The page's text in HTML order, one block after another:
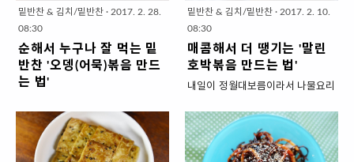
다진 마늘 ..
오게 담은 밥..
싶을때는 밑국물을 내지않으면 국
물맛이 좀 떨어지긴해요. 그런데 백
종원님이 맛간장을 소개해서 저도
간단하게 요리할때 사용하려고 만
들어 봤는데요. 모든 국물요리의 맛
을 마법처럼! 살려주는 것은 아니고
호들갑이지만 그정도까지는 아닌듯
~) 제대로 멸치나 다시마 우려서 사
용하시는게 감칠맛이 좋고요. 그런
수 있었던 것은 매콤 달콤~고소하
게 양념한 '고추장아찌무침'때문인
데요. 요리법이 정말 간단해서 소개
를 안했는데~ 다시생각해보니 이렇
게 맛있는데 만들기도 초간단하면
당연히 소개해야하는거 아닌가? 그
5분 완성 꿀반찬 '고추장아찌무침
만들기' 1. 재료 준비 ▣ 주재료 : 고
추장아찌 15개 ▣ 양념재료 (밥숟
밑반찬 & 김치/밑반찬 · 2017. 2. 28.
08:30
순해서 누구나 잘 먹는 밑
반찬 '오뎅(어묵)볶음 만드
는 법'
있는데요. 시간이 지나면서 TV나
요리고수님들 통해서 새로운 요리
법을 배워서 예전과는 다르게 요리
밑반찬 & 김치/밑반찬 ·2017. 2. 10.
08:30
매콤해서 더 땡기는 '말린
호박볶음 만드는 법'
내일이 정월대보름이라서 나물요리
는 명절때 먹고 남은 나물을 먹어치
운지 얼마 안되서 또 나물을 먹고 싶
지는 않더라고요. 찰진 식감을 싫어